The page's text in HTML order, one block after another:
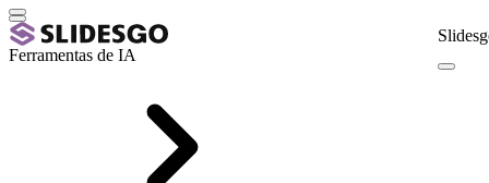
Ferramentas de IA